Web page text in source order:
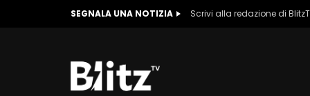
SEGNALA UNA NOTIZIA Scrivi alla redazione di